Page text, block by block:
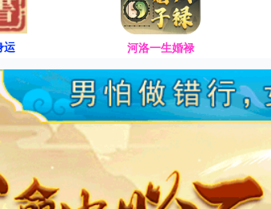
运 河洛一生婚禄